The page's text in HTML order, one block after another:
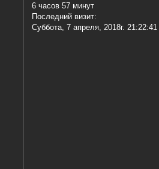
6 часов 57 минут
Последний визит:
Суббота, 7 апреля, 2018г. 21:22:41